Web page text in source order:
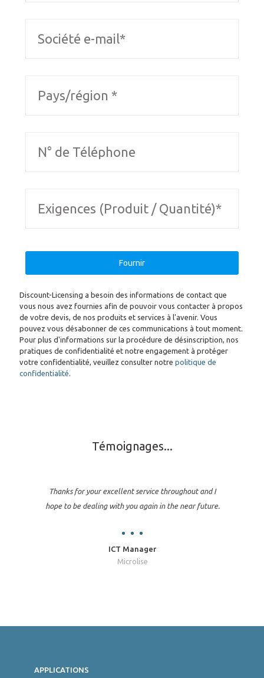
Discount-Licensing a besoin des informations de contact que
vous nous avez fournies afin de pouvoir vous contacter à propos
de votre devis, de nos produits et services à l'avenir. Vous
pouvez vous désabonner de ces communications à tout moment.
Pour plus d'informations sur la procédure de désinscription, nos
pratiques de confidentialité et notre engagement à protéger
votre confidentialité, veuillez consulter notre politique de
confidentialité.
Témoignages...
Thanks for your excellent service throughout and I
hope to be dealing with you again in the near future.
ICT Manager
Microlise
APPLICATIONS